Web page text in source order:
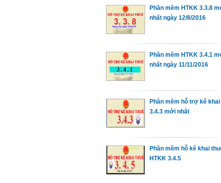
Phần mềm HTKK 3.3.8
nhất ngày 12/8/2016
Phần mềm HTKK 3.4.1
nhất ngày 11/11/2016
Phần mềm hỗ trợ kê
3.4.3 mới nhất
Phần mềm hỗ kê khai
HTKK 3.4.5